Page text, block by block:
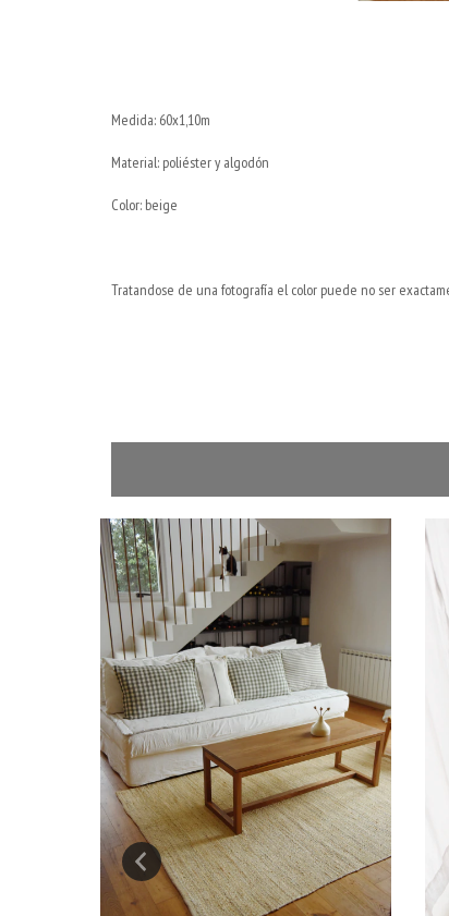
Medida: 60x1,10m
Material: poliéster y algodón
Color: beige
Tratandose de una fotografía el color puede no ser